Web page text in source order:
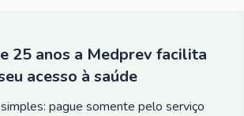
25 anos a Medprev facilita
acesso à saúde
pague somente pelo serviço